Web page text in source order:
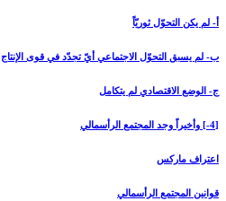
أ- لم يكن التحوّل ثوريّاً
ب- لم يسبق التحوّل الاجتماعي أيّ تجدّد في قوى الإنتاج
ج- الوضع الاقتصادي لم يتكامل
[4-] وأخيراً وجد المجتمع الرأسمالي‏
اعتراف ماركس
قوانين المجتمع الرأسمالي